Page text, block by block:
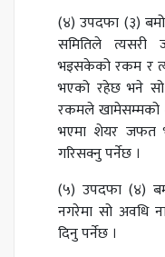
(४) उपदफा (३)
समितिले त्यसरी
भइसकेको रकम र
भएको रहेछ भने सो
रकमले खामेसम्मको
भएमा शेयर जफत
गरिसक्नु पर्नेछ ।
(५) उपदफा (४)
नगरेमा सो अवधि
दिनु पर्नेछ ।